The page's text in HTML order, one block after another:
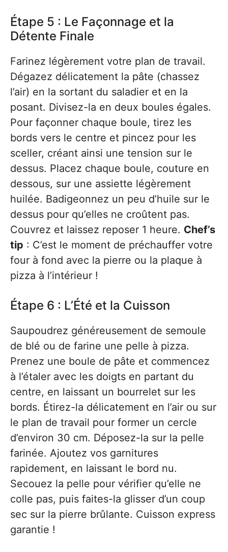
Étape 5 : Le Façonnage et la
Détente Finale
Farinez légèrement votre plan de travail.
Dégazez délicatement la pâte (chassez
l’air) en la sortant du saladier et en la
posant. Divisez-la en deux boules égales.
Pour façonner chaque boule, tirez les
bords vers le centre et pincez pour les
sceller, créant ainsi une tension sur le
dessus. Placez chaque boule, couture en
dessous, sur une assiette légèrement
huilée. Badigeonnez un peu d’huile sur le
dessus pour qu’elles ne croûtent pas.
Couvrez et laissez reposer 1 heure. Chef’s
tip : C’est le moment de préchauffer votre
four à fond avec la pierre ou la plaque à
pizza à l’intérieur !
Étape 6 : L’Été et la Cuisson
Saupoudrez généreusement de semoule
de blé ou de farine une pelle à pizza.
Prenez une boule de pâte et commencez
à l’étaler avec les doigts en partant du
centre, en laissant un bourrelet sur les
bords. Étirez-la délicatement en l’air ou sur
le plan de travail pour former un cercle
d’environ 30 cm. Déposez-la sur la pelle
farinée. Ajoutez vos garnitures
rapidement, en laissant le bord nu.
Secouez la pelle pour vérifier qu’elle ne
colle pas, puis faites-la glisser d’un coup
sec sur la pierre brûlante. Cuisson express
garantie !